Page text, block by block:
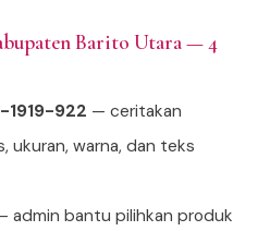
Barito Utara — 4
1919-922 — ceritakan
ukuran, warna, dan teks
admin bantu pilihkan produk